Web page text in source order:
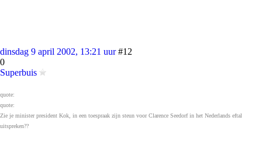
dinsdag 9 april 2002, 13:21 uur #12
0
Superbuis
quote:
quote:
Zie je minister president Kok, in een toespraak zijn steun voor Clarence Seedorf in het Nederlands eftal
uitspreken??